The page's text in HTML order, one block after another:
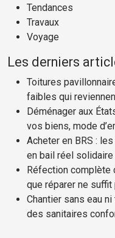
Tendances
Travaux
Voyage
Les derniers
Toitures
faibles qui
Déménager aux
vos biens, mode
Acheter en BRS :
en bail réel solidaire
Réfection complète
que réparer ne suffit
Chantier sans eau
des sanitaires